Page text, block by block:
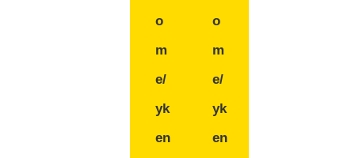
o
m
e/
yk
en
o
m
e/
yk
en